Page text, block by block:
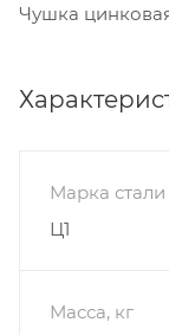
Чушка
Марка стали
Ц1
Масса, кг